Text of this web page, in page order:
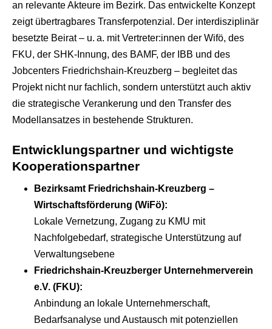
an relevante Akteure im Bezirk. Das entwickelte Konzept
zeigt übertragbares Transferpotenzial. Der interdisziplinär
besetzte Beirat – u. a. mit Vertreter:innen der Wifö, des
FKU, der SHK-Innung, des BAMF, der IBB und des
Jobcenters Friedrichshain-Kreuzberg – begleitet das
Projekt nicht nur fachlich, sondern unterstützt auch aktiv
die strategische Verankerung und den Transfer des
Modellansatzes in bestehende Strukturen.
Entwicklungspartner und wichtigste
Kooperationspartner
Bezirksamt Friedrichshain-Kreuzberg –
Wirtschaftsförderung (WiFö):
Lokale Vernetzung, Zugang zu KMU mit
Nachfolgebedarf, strategische Unterstützung auf
Verwaltungsebene
Friedrichshain-Kreuzberger Unternehmerverein
e.V. (FKU):
Anbindung an lokale Unternehmerschaft,
Bedarfsanalyse und Austausch mit potenziellen